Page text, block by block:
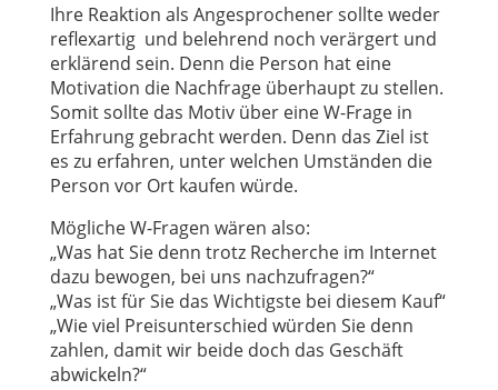
Ihre Reaktion als Angesprochener sollte weder
reflexartig und belehrend noch verärgert und
erklärend sein. Denn die Person hat eine
Motivation die Nachfrage überhaupt zu stellen.
Somit sollte das Motiv über eine W-Frage in
Erfahrung gebracht werden. Denn das Ziel ist
es zu erfahren, unter welchen Umständen die
Person vor Ort kaufen würde.
Mögliche W-Fragen wären also:
„Was hat Sie denn trotz Recherche im Internet
dazu bewogen, bei uns nachzufragen?“
„Was ist für Sie das Wichtigste bei diesem Kauf“
„Wie viel Preisunterschied würden Sie denn
zahlen, damit wir beide doch das Geschäft
abwickeln?“